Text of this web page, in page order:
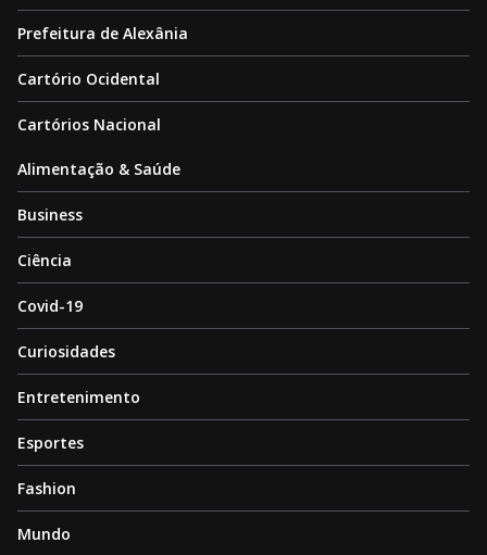
Prefeitura de Alexânia
Cartório Ocidental
Cartórios Nacional
Alimentação & Saúde
Business
Ciência
Covid-19
Curiosidades
Entretenimento
Esportes
Fashion
Mundo